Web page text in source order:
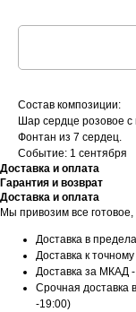
Состав композиции:
Шар сердце розовое
Фонтан из 7 сердец.
Событие: 1 сентября
Доставка и оплата
Гарантия и возврат
Доставка и оплата
Мы привозим все готовое,
Доставка в
Доставка к
Доставка за МКАД
Срочная доставка
-19:00)